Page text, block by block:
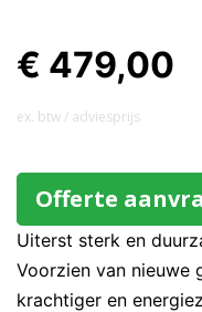
€ 479,00
ex. btw / adviesprijs
Offerte
Uiterst sterk en
Voorzien van nieuwe
krachtiger en